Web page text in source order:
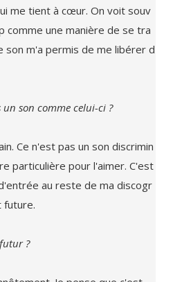
me tient à cœur. On voit souv
comme une manière de se tra
son m'a permis de me libérer d
particulière pour l'aimer. C'est
au reste de ma discogr
future.